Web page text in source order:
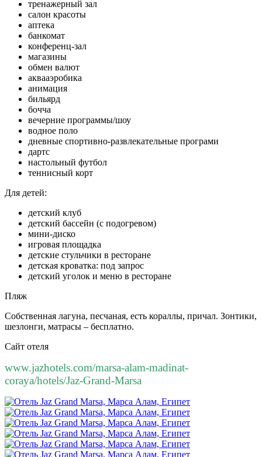
тренажерный зал
салон красоты
аптека
банкомат
конференц-зал
магазины
обмен валют
аквааэробика
анимация
бильярд
бочча
вечерние программы/шоу
водное поло
дневные спортивно-развлекательные програми
дартс
настольный футбол
теннисный корт
Для детей:
детский клуб
детский бассейн (с подогревом)
мини-диско
игровая площадка
детские стульчики в ресторане
детская кроватка: под запрос
детский уголок и меню в ресторане
Пляж
Собственная лагуна, песчаная, есть кораллы, причал. Зонтики,
шезлонги, матрасы – бесплатно.
Сайт отеля
www.jazhotels.com/marsa-alam-madinat-
coraya/hotels/Jaz-Grand-Marsa